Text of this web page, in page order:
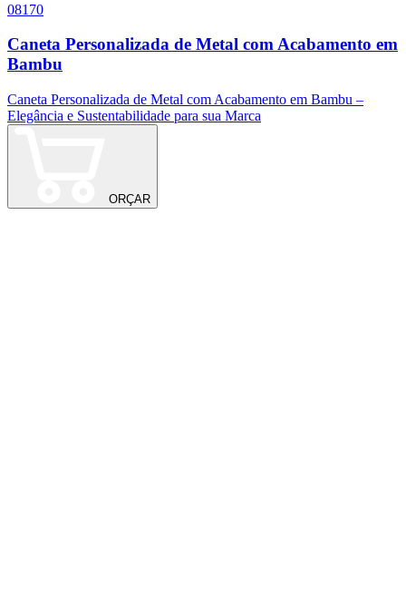
08170
Caneta Personalizada de Metal com Acabamento em
Bambu
Caneta Personalizada de Metal com Acabamento em Bambu –
Elegância e Sustentabilidade para sua Marca
ORÇAR